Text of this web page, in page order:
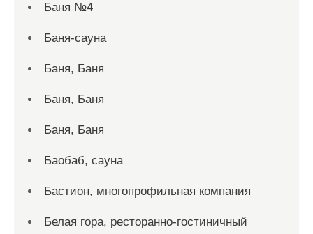
Баня №4
Баня-сауна
Баня, Баня
Баня, Баня
Баня, Баня
Баобаб, сауна
Бастион, многопрофильная компания
Белая гора, ресторанно-гостиничный